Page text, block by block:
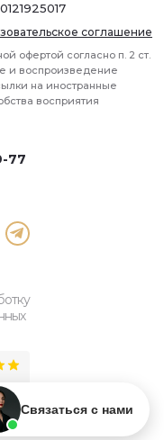
77
соглашение
офертой согласно п. 2 ст.
и воспроизведение
на иностранные
восприятия
Связаться с нами